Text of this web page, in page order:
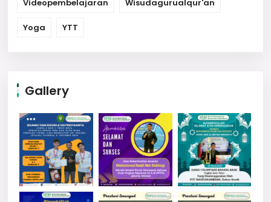
Videopembelajaran Wisudagurualqur'an
Yoga YTT
Gallery